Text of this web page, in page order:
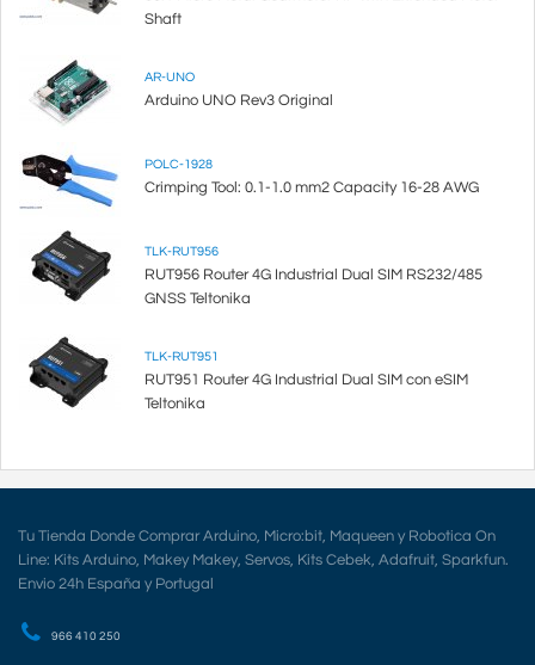
Shaft
AR-UNO
Arduino UNO Rev3 Original
POLC-1928
Crimping Tool: 0.1-1.0 mm2 Capacity 16-28 AWG
TLK-RUT956
RUT956 Router 4G Industrial Dual SIM RS232/485
GNSS Teltonika
TLK-RUT951
RUT951 Router 4G Industrial Dual SIM con eSIM
Teltonika
Tu Tienda Donde Comprar Arduino, Micro:bit, Maqueen y Robotica On
Line: Kits Arduino, Makey Makey, Servos, Kits Cebek, Adafruit, Sparkfun.
Envio 24h España y Portugal
966 410 250